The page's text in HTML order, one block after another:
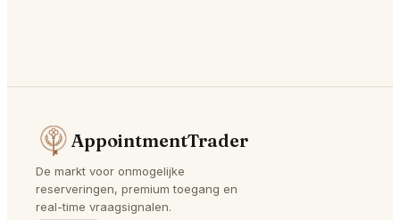
AppointmentTrader
De markt voor onmogelijke
reserveringen, premium toegang en
real-time vraagsignalen.